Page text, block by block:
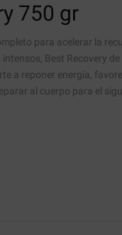
750 gr
para acelerar la
Best Recovery
a reponer energía,
al cuerpo para el